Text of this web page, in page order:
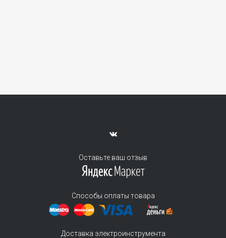
Оставьте ваш отзыв
Способы оплаты товара
Доставка электроинструмента